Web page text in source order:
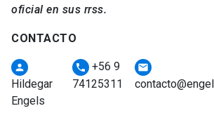
oficial en sus rrss.
CONTACTO
person
Hildegar
Engels
phone +56 9
74125311
email